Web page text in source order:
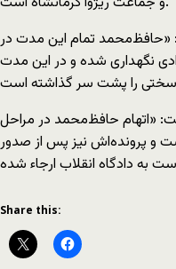
«حافظ‌محمد تمام این مدت در
نگهداری شده و در این مدت
«اتهام حافظ‌محمد در مراحل
و پرونده‌اش نیز پس از صدور
Share this: